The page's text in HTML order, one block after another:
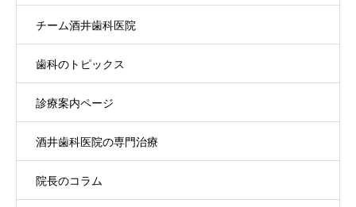
チーム酒井歯科医院
歯科のトピックス
診療案内ページ
酒井歯科医院の専門治療
院長のコラム